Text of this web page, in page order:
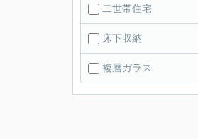
二世帯住宅
床下収納
複層ガラス